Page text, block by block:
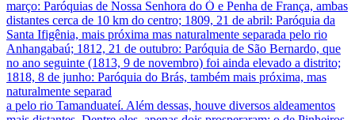
março: Paróquias de Nossa Senhora do Ó e Penha de França, ambas
distantes cerca de 10 km do centro; 1809, 21 de abril: Paróquia da
Santa Ifigênia, mais próxima mas naturalmente separada pelo rio
Anhangabaú; 1812, 21 de outubro: Paróquia de São Bernardo, que
no ano seguinte (1813, 9 de novembro) foi ainda elevado a distrito;
1818, 8 de junho: Paróquia do Brás, também mais próxima, mas
naturalmente separad
a pelo rio Tamanduateí. Além dessas, houve diversos aldeamentos